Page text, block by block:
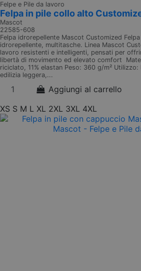
Felpe e Pile da lavoro
Felpa in pile collo alto
Mascot
22585-608
Felpa idrorepellente Mascot Customized
idrorepellente, multitasche. Linea Mascot
lavoro resistenti e intelligenti, pensati per
libertà di movimento ed elevato comfort
riciclato, 11% elastan Peso: 360 g/m²
edilizia leggera,...
Aggiungi al carrello
XS S M L XL 2XL 3XL 4XL